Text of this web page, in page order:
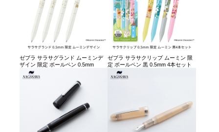
ゼブラ サラサグランド ムーミンデ
ザイン 限定 ボールペン 0.5mm
ゼブラ サラサクリップ ムーミン 限
定 ボールペン 黒 0.5mm 4本セット